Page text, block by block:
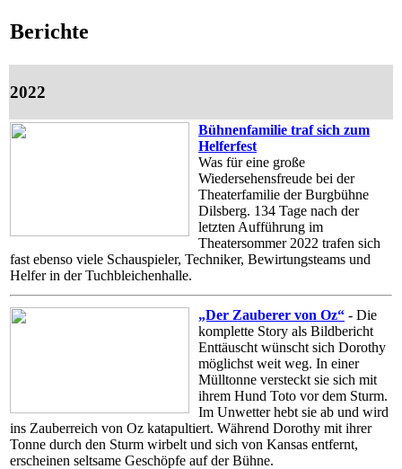
Berichte
2022
Bühnenfamilie traf sich zum
Helferfest
Was für eine große
Wiedersehensfreude bei der
Theaterfamilie der Burgbühne
Dilsberg. 134 Tage nach der
letzten Aufführung im
Theatersommer 2022 trafen sich
fast ebenso viele Schauspieler, Techniker, Bewirtungsteams und
Helfer in der Tuchbleichenhalle.
„Der Zauberer von Oz“ - Die
komplette Story als Bildbericht
Enttäuscht wünscht sich Dorothy
möglichst weit weg. In einer
Mülltonne versteckt sie sich mit
ihrem Hund Toto vor dem Sturm.
Im Unwetter hebt sie ab und wird
ins Zauberreich von Oz katapultiert. Während Dorothy mit ihrer
Tonne durch den Sturm wirbelt und sich von Kansas entfernt,
erscheinen seltsame Geschöpfe auf der Bühne.